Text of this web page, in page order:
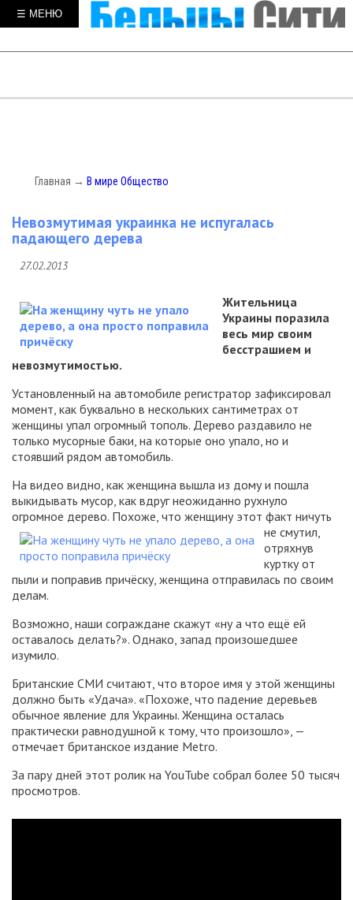
☰ МЕНЮ
Главная → В мире Общество
Невозмутимая украинка не испугалась
падающего дерева
27.02.2013
Жительница
Украины поразила
весь мир своим
бесстрашием и
невозмутимостью.
Установленный на автомобиле регистратор зафиксировал
момент, как буквально в нескольких сантиметрах от
женщины упал огромный тополь. Дерево раздавило не
только мусорные баки, на которые оно упало, но и
стоявший рядом автомобиль.
На видео видно, как женщина вышла из дому и пошла
выкидывать мусор, как вдруг неожиданно рухнуло
огромное дерево. Похоже, что женщину этот факт ничуть
не смутил,
отряхнув
куртку от
пыли и поправив причёску, женщина отправилась по своим
делам.
Возможно, наши сограждане скажут «ну а что ещё ей
оставалось делать?». Однако, запад произошедшее
изумило.
Британские СМИ считают, что второе имя у этой женщины
должно быть «Удача». «Похоже, что падение деревьев
обычное явление для Украины. Женщина осталась
практически равнодушной к тому, что произошло», —
отмечает британское издание Metro.
За пару дней этот ролик на YouTube собрал более 50 тысяч
просмотров.